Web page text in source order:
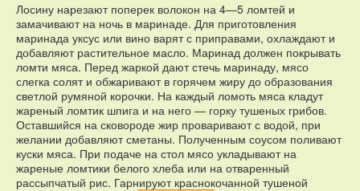
Лосину нарезают поперек волокон на 4—5 ломтей и
замачивают на ночь в маринаде. Для приготовления
маринада уксус или вино варят с приправами, охлаждают и
добавляют растительное масло. Маринад должен покрывать
ломти мяса. Перед жаркой дают стечь маринаду, мясо
слегка солят и обжаривают в горячем жиру до образования
светлой румяной корочки. На каждый ломоть мяса кладут
жареный ломтик шпига и на него — горку тушеных грибов.
Оставшийся на сковороде жир проваривают с водой, при
желании добавляют сметаны. Полученным соусом поливают
куски мяса. При подаче на стол мясо укладывают на
жареные ломтики белого хлеба или на отваренный
рассыпчатый рис. Гарнируют краснокочанной тушеной